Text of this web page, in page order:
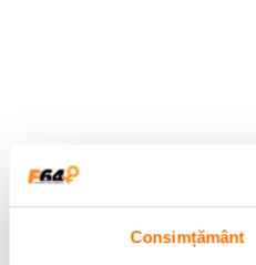
Consimțământ